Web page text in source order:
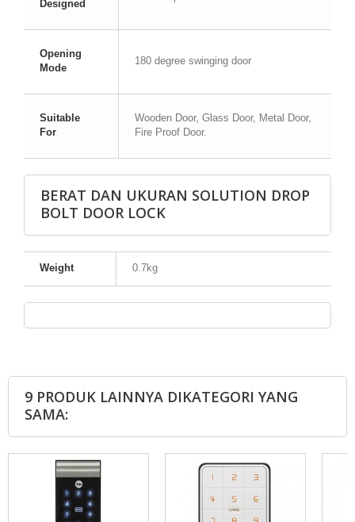
Designed
Opening
Mode
180 degree swinging door
Suitable
For
Wooden Door, Glass Door, Metal Door,
Fire Proof Door.
BERAT DAN UKURAN SOLUTION DROP
BOLT DOOR LOCK
Weight 0.7kg
9 PRODUK LAINNYA DIKATEGORI YANG
SAMA: